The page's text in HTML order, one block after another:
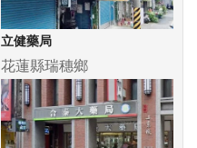
立健藥局
花蓮縣瑞穗鄉